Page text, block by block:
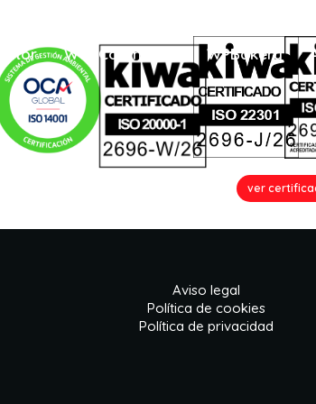
WooCommerce WPBakery
ver
Aviso legal
Política de cookies
Política de privacidad